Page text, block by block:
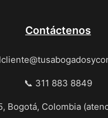
Contáctenos
📞 311 883 8849
Bogotá, Colombia